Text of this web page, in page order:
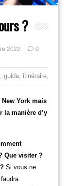
?
2022
0
, guide, itinéraire,
York mais
la manière d’y
Que visiter ?
Si vous ne